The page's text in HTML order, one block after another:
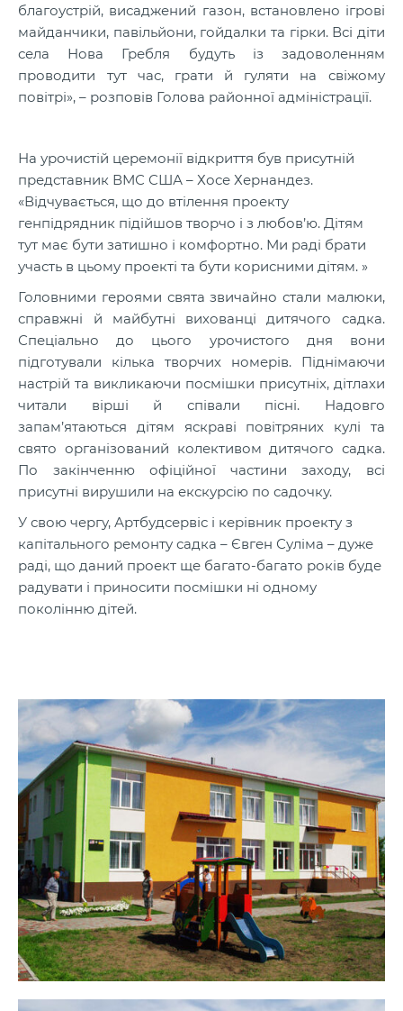
благоустрій, висаджений газон, встановлено ігрові
майданчики, павільйони, гойдалки та гірки. Всі діти
села Нова Гребля будуть із задоволенням
проводити тут час, грати й гуляти на свіжому
повітрі», – розповів Голова районної адміністрації.
На урочистій церемонії відкриття був присутній
представник ВМС США – ХосеХернандез.
«Відчувається, що до втілення проекту
генпідрядник підійшов творчо і з любов’ю. Дітям
тут має бути затишно і комфортно. Ми раді брати
участь в цьому проекті та бути корисними дітям. »
Головними героями свята звичайно стали малюки,
справжні й майбутні вихованці дитячого садка.
Спеціально до цього урочистого дня вони
підготували кілька творчих номерів. Піднімаючи
настрій та викликаючи посмішки присутніх, дітлахи
читали вірші й співали пісні. Надовго
запам’ятаються дітям яскраві повітряних кулі та
свято організований колективом дитячого садка.
По закінченню офіційної частини заходу, всі
присутні вирушили на екскурсію по садочку.
У свою чергу,Артбудсервіс і керівник проекту з
капітального ремонту садка – Євген Суліма – дуже
раді, що даний проект ще багато-багато років буде
радувати і приносити посмішки ні одному
поколінню дітей.